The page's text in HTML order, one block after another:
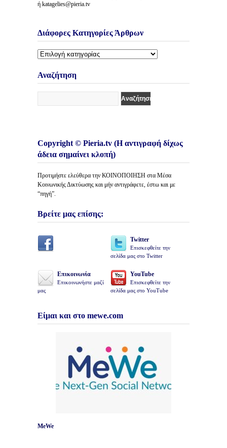
ή katagelies@pieria.tv
Διάφορες Κατηγορίες Άρθρων
Διάφορες
Άρθρων
Αναζήτηση
Copyright © Pieria.tv (Η αντιγραφή δίχως
άδεια σημαίνει κλοπή)
Προτιμήστε ελεύθερα την ΚΟΙΝΟΠΟΙΗΣΗ στα Μέσα
Κοινωνικής Δικτύωσης και μήν αντιγράφετε, έστω και με
“πηγή”.
Βρείτε μας επίσης:
Twitter
Επισκεφθείτε την
σελίδα μας στο Twitter
Επικοινωνία
Επικοινωνήστε μαζί
μας
YouTube
Επισκεφθείτε την
σελίδα μας στο YouTube
Είμαι και στο mewe.com
MeWe